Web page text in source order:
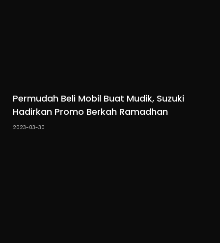
Permudah Beli Mobil Buat Mudik, Suzuki
Hadirkan Promo Berkah Ramadhan
2023-03-30